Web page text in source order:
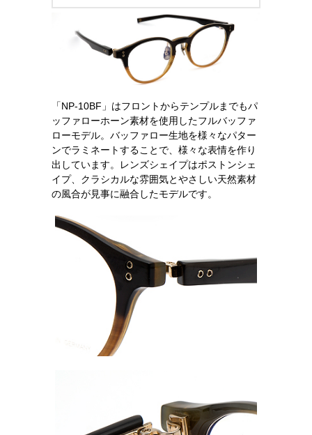
「NP-10BF」はフロントからテンプルまでもパ
ッファローホーン素材を使用したフルバッファ
ローモデル。バッファロー生地を様々なパター
ンでラミネートすることで、様々な表情を作り
出しています。レンズシェイプはポストンシェ
イプ、クラシカルな雰囲気とやさしい天然素材
の風合が見事に融合したモデルです。